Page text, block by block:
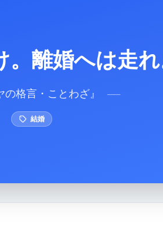
。離婚へは走
の格言・ことわざ 』 ──
結婚